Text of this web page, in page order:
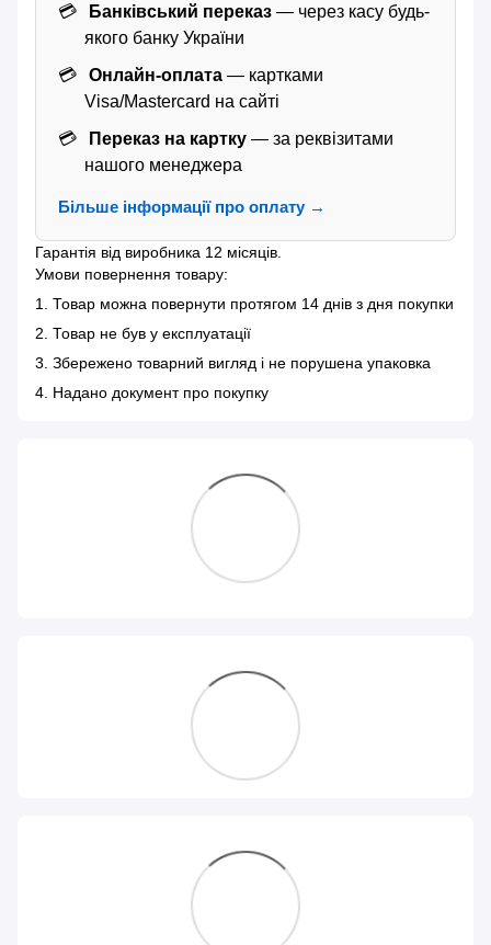
Банківський переказ — через касу будь-
якого банку України
Онлайн-оплата — картками
Visa/Mastercard на сайті
Переказ на картку — за реквізитами
нашого менеджера
Більше інформації про оплату →
Гарантія від виробника 12 місяців.
Умови повернення товару:
1. Товар можна повернути протягом 14 днів з дня покупки
2. Товар не був у експлуатації
3. Збережено товарний вигляд і не порушена упаковка
4. Надано документ про покупку